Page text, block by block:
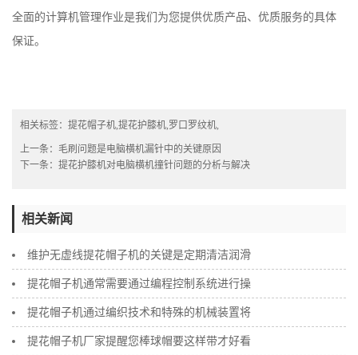
全面的计算机管理作业是我们为您提供优质产品、优质服务的具体
保证。
相关标签： 提花帽子机,提花护膝机,罗口罗纹机,
上一条： 毛刷问题是电脑横机漏针中的关键原因
下一条： 提花护膝机对电脑横机撞针问题的分析与解决
相关新闻
维护无虚线提花帽子机的关键是定期清洁润滑
提花帽子机通常需要通过编程控制系统进行操
提花帽子机通过编织技术和特殊的机械装置将
提花帽子机厂家提醒您棒球帽要这样带才好看